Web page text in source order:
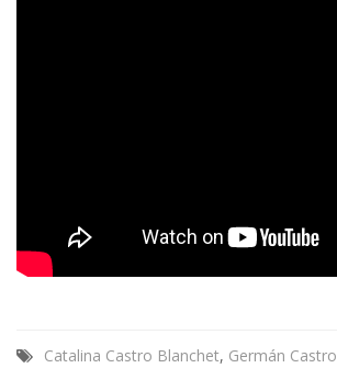
Catalina Castro Blanchet, Germán